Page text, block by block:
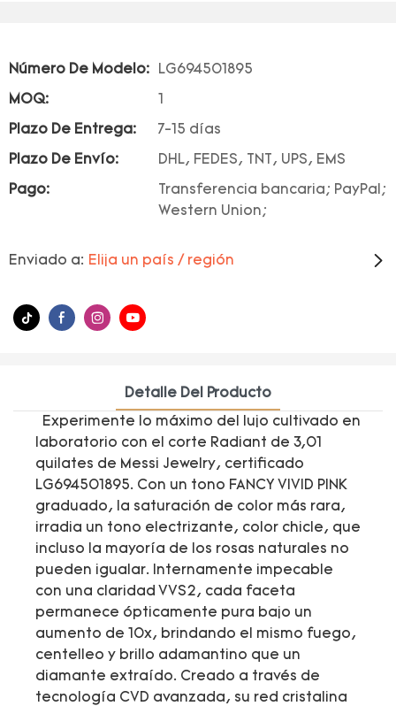
Número De Modelo: LG694501895
MOQ:
Plazo De Entrega: 7-15 días
Plazo De Envío: DHL, FEDES, TNT, UPS, EMS
Pago:
Transferencia bancaria; PayPal;
Western Union;
Enviado a: Elija un país / región
Detalle Del Producto
Experimente lo máximo del lujo cultivado en
laboratorio con el corte Radiant de 3,01
quilates de Messi Jewelry, certificado
LG694501895. Con un tono FANCY VIVID PINK
graduado, la saturación de color más rara,
irradia un tono electrizante, color chicle, que
incluso la mayoría de los rosas naturales no
pueden igualar. Internamente impecable
con una claridad VVS2, cada faceta
permanece ópticamente pura bajo un
aumento de 10x, brindando el mismo fuego,
centelleo y brillo adamantino que un
diamante extraído. Creado a través de
tecnología CVD avanzada, su red cristalina